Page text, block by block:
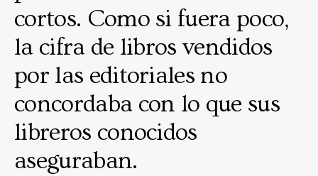
cortos. Como si fuera poco,
la cifra de libros vendidos
por las editoriales no
concordaba con lo que sus
libreros conocidos
aseguraban.